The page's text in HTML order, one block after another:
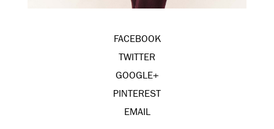
FACEBOOK
TWITTER
GOOGLE+
PINTEREST
EMAIL